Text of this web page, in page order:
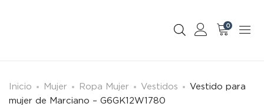
0
Inicio Mujer Ropa Mujer Vestidos
Vestido para
mujer de Marciano – G6GK12W1780